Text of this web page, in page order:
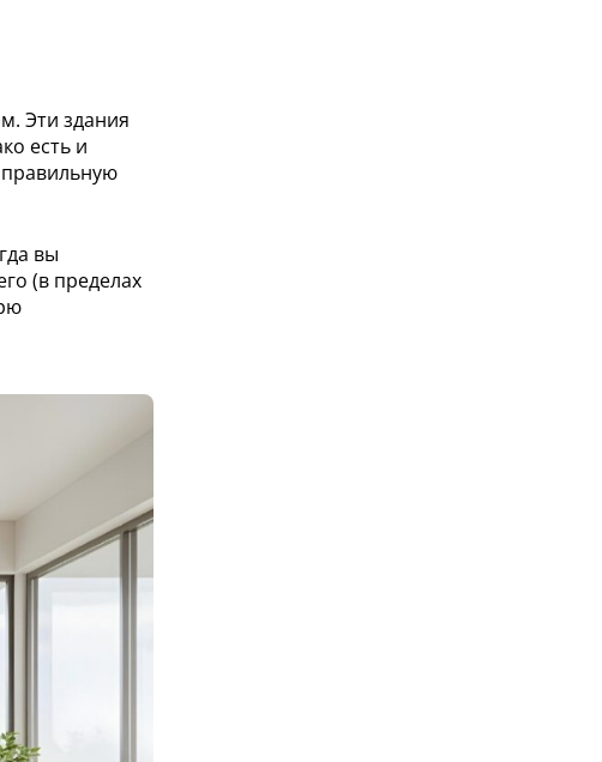
Эти здания
есть и
вы
(в пределах